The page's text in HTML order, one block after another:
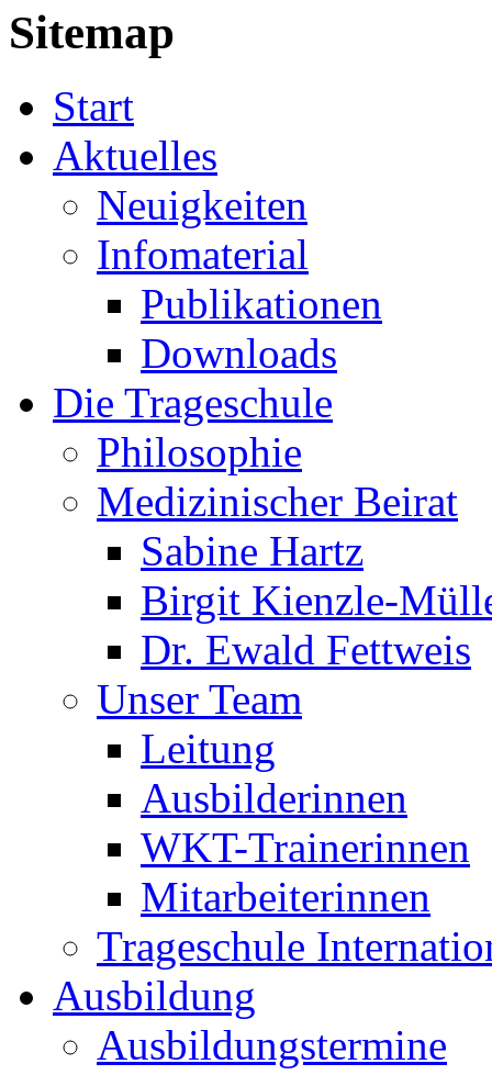
Sitemap
Start
Aktuelles
Neuigkeiten
Infomaterial
Publikationen
Downloads
Die Trageschule
Philosophie
Medizinischer Beirat
Sabine Hartz
Birgit Kienzle-
Dr. Ewald Fettweis
Unser Team
Leitung
Ausbilderinnen
WKT-Trainerinnen
Mitarbeiterinnen
Trageschule
Ausbildung
Ausbildungstermine